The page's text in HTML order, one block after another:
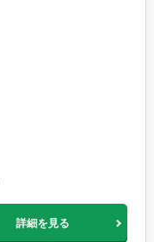
詳細を見る